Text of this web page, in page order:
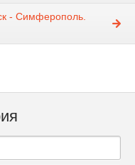
- Симферополь.